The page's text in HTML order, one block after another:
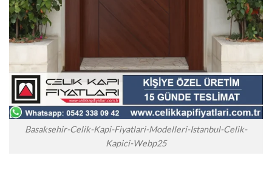
Basaksehir-Celik-Kapi-Fiyatlari-Modelleri-Istanbul-Celik-
Kapici-Webp25